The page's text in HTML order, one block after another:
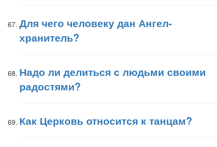
Для чего человеку дан Ангел-
хранитель?
Надо ли делиться с людьми своими
радостями?
Как Церковь относится к танцам?